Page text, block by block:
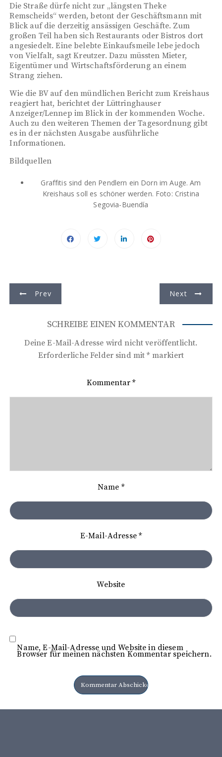
Die Straße dürfe nicht zur „längsten Theke
Remscheids“ werden, betont der Geschäftsmann mit
Blick auf die derzeitig ansässigen Geschäfte. Zum
großen Teil haben sich Restaurants oder Bistros dort
angesiedelt. Eine belebte Einkaufsmeile lebe jedoch
von Vielfalt, sagt Kreutzer. Dazu müssten Mieter,
Eigentümer und Wirtschaftsförderung an einem
Strang ziehen.
Wie die BV auf den mündlichen Bericht zum Kreishaus
reagiert hat, berichtet der Lüttringhauser
Anzeiger/Lennep im Blick in der kommenden Woche.
Auch zu den weiteren Themen der Tagesordnung gibt
es in der nächsten Ausgabe ausführliche
Informationen.
Bildquellen
Graffitis sind den Pendlern ein Dorn im Auge. Am
Kreishaus soll es schöner werden. Foto: Cristina
Segovia-Buendía
e
g
i
a
o
Prev Next
SCHREIBE EINEN KOMMENTAR
Deine E-Mail-Adresse wird nicht veröffentlicht.
Erforderliche Felder sind mit*markiert
Kommentar*
Name *
E-Mail-Adresse*
Website
Name, E-Mail-Adresse und Website in diesem
Browser für meinen nächsten Kommentar speichern.